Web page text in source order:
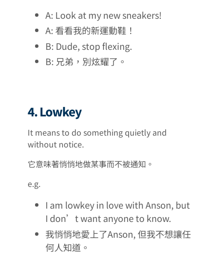
A: Look at my new sneakers!
A: 看看我的新運動鞋！
B: Dude, stop flexing.
B: 兄弟，別炫耀了。
4. Lowkey
It means to do something quietly and
without notice.
它意味著悄悄地做某事而不被通知。
e.g.
I am lowkey in love with Anson, but
I don’t want anyone to know.
我悄悄地愛上了Anson, 但我不想讓任
何人知道。